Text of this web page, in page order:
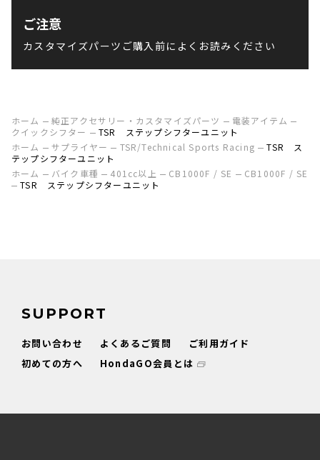
ご注意
カスタマイズパーツご購入前によくお読みください
ホーム 純正アクセサリー・カスタマイズパーツ
電装アイテム
クイックシフター
TSR ステップシフターユニット
ホーム
サプライヤー TSR/Technical Sports Racing
TSR ス
テップシフターユニット
ホーム
バイク車種 401cc以上 CB1000F / SE
CB1000F / SE
TSR ステップシフターユニット
SUPPORT
お問い合わせ よくあるご質問
ご利用ガイド
初めての方へ
HondaGO会員とは